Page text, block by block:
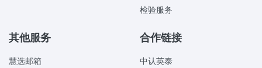
检验服务
其他服务
慧选邮箱
合作链接
中认英泰